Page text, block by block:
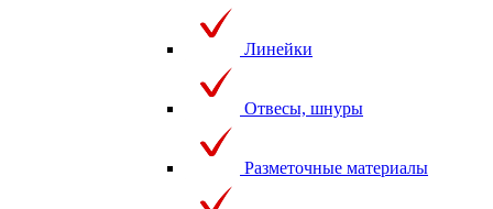
Линейки
Отвесы, шнуры
Разметочные материалы